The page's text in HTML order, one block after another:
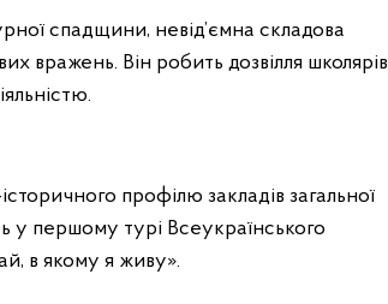
спадщини, невід’ємна складова
вражень. Він робить дозвілля школярів
профілю закладів загальної
у першому турі Всеукраїнського
в якому я живу».